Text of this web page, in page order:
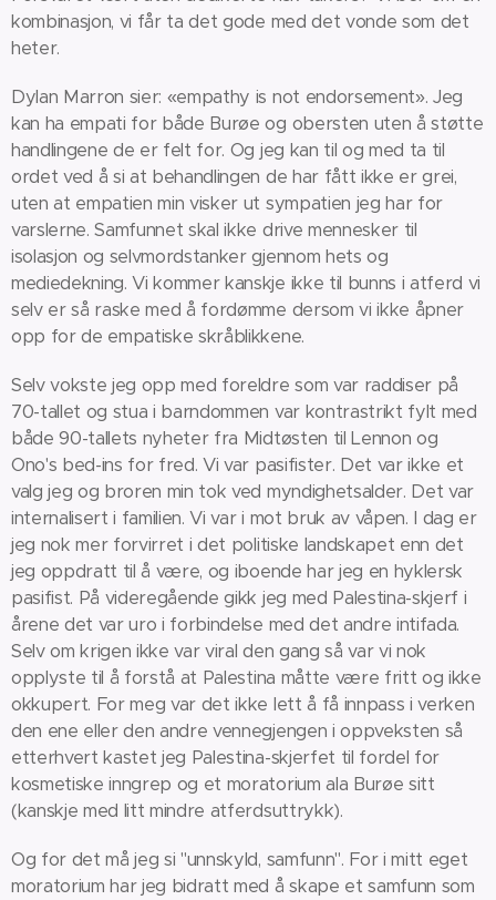
kombinasjon, vi får ta det gode med det vonde som det
heter.
Dylan Marron sier: «empathy is not endorsement». Jeg
kan ha empati for både Burøe og obersten uten å støtte
handlingene de er felt for. Og jeg kan til og med ta til
ordet ved å si at behandlingen de har fått ikke er grei,
uten at empatien min visker ut sympatien jeg har for
varslerne. Samfunnet skal ikke drive mennesker til
isolasjon og selvmordstanker gjennom hets og
mediedekning. Vi kommer kanskje ikke til bunns i atferd vi
selv er så raske med å fordømme dersom vi ikke åpner
opp for de empatiske skråblikkene.
Selv vokste jeg opp med foreldre som var raddiser på
70-tallet og stua i barndommen var kontrastrikt fylt med
både 90-tallets nyheter fra Midtøsten til Lennon og
Ono's bed-ins for fred. Vi var pasifister. Det var ikke et
valg jeg og broren min tok ved myndighetsalder. Det var
internalisert i familien. Vi var i mot bruk av våpen. I dag er
jeg nok mer forvirret i det politiske landskapet enn det
jeg oppdratt til å være, og iboende har jeg en hyklersk
pasifist. På videregående gikk jeg med Palestina-skjerf i
årene det var uro i forbindelse med det andre intifada.
Selv om krigen ikke var viral den gang så var vi nok
opplyste til å forstå at Palestina måtte være fritt og ikke
okkupert. For meg var det ikke lett å få innpass i verken
den ene eller den andre vennegjengen i oppveksten så
etterhvert kastet jeg Palestina-skjerfet til fordel for
kosmetiske inngrep og et moratorium ala Burøe sitt
(kanskje med litt mindre atferdsuttrykk).
Og for det må jeg si "unnskyld, samfunn". For i mitt eget
moratorium har jeg bidratt med å skape et samfunn som